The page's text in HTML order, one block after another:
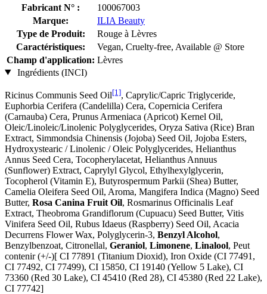
Fabricant N° :
100067003
Marque:
ILIA Beauty
Type de Produit:
Rouge à Lèvres
Caractéristiques:
Vegan, Cruelty-free, Available @ Store
Champ d'application: Lèvres
Ingrédients (INCI)
Ricinus Communis Seed Oil[1], Caprylic/Capric Triglyceride,
Euphorbia Cerifera (Candelilla) Cera, Copernicia Cerifera
(Carnauba) Cera, Prunus Armeniaca (Apricot) Kernel Oil,
Oleic/Linoleic/Linolenic Polyglycerides, Oryza Sativa (Rice) Bran
Extract, Simmondsia Chinensis (Jojoba) Seed Oil, Jojoba Esters,
Hydroxystearic / Linolenic / Oleic Polyglycerides, Helianthus
Annus Seed Cera, Tocopherylacetat, Helianthus Annuus
(Sunflower) Extract, Caprylyl Glycol, Ethylhexylglycerin,
Tocopherol (Vitamin E), Butyrospermum Parkii (Shea) Butter,
Camelia Oleifera Seed Oil, Aroma, Mangifera Indica (Magno) Seed
Butter, Rosa Canina Fruit Oil, Rosmarinus Officinalis Leaf
Extract, Theobroma Grandiflorum (Cupuacu) Seed Butter, Vitis
Vinifera Seed Oil, Rubus Idaeus (Raspberry) Seed Oil, Acacia
Decurrens Flower Wax, Polyglycerin-3, Benzyl Alcohol,
Benzylbenzoat, Citronellal, Geraniol, Limonene, Linalool, Peut
contenir (+/-)[ CI 77891 (Titanium Dioxid), Iron Oxide (CI 77491,
CI 77492, CI 77499), CI 15850, CI 19140 (Yellow 5 Lake), CI
73360 (Red 30 Lake), CI 45410 (Red 28), CI 45380 (Red 22 Lake),
CI 77742]